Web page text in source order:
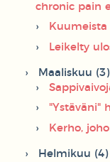
chronic pain
Leikelty
Maaliskuu (3)
"Ystäväni"
Kerho,
Helmikuu (4)